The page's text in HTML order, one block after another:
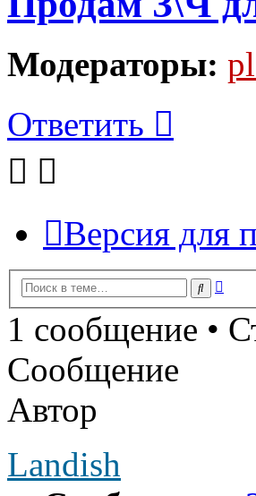
Модераторы:
Ответить
Версия для
Поиск
1 сообщение •
Сообщение
Автор
Landish